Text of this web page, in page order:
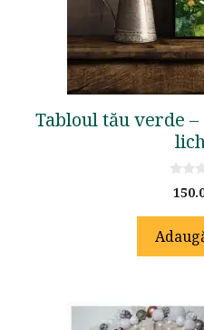
Tabloul tău verde
0
o
o
f
5